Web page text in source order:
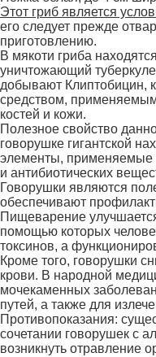
Этот гриб является
его следует прежде
приготовлению.
В мякоти гриба
уничтожающий
добывают Клиптобицин,
средством,
костей и кожи.
Полезное свойство
говорушке гигантской
элементы, применяемые
и антибиотических
Говорушки являются
обеспечивают
Пищеварение
помощью которых
токсинов, а
Кроме того, говорушки
крови. В народной
мочекаменных
путей, а также для
Противопоказания:
сочетании говорушек с
возникнуть отравление